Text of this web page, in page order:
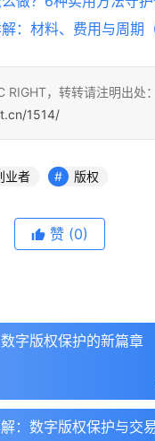
：材料、费用与周期
，转转请注明出处：
1514/
业者 版权
赞 (0)
字版权保护的新篇章
：数字版权保护与交